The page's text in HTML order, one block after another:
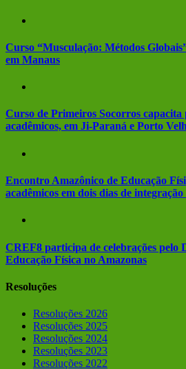
Curso “Musculação: Métodos
em Manaus
Curso de Primeiros Socorros capacita
acadêmicos, em Ji-Paraná e Porto
Encontro Amazônico de Educação
acadêmicos em dois dias de
CREF8 participa de celebrações pelo
Educação Física no Amazonas
Resoluções
Resoluções 2026
Resoluções 2025
Resoluções 2024
Resoluções 2023
Resoluções 2022